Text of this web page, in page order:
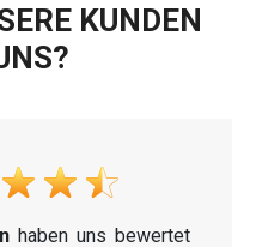
KUNDEN
haben uns bewertet